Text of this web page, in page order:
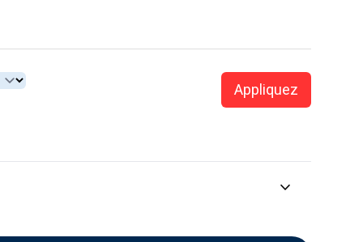
Appliquez
keyboard_arrow_down